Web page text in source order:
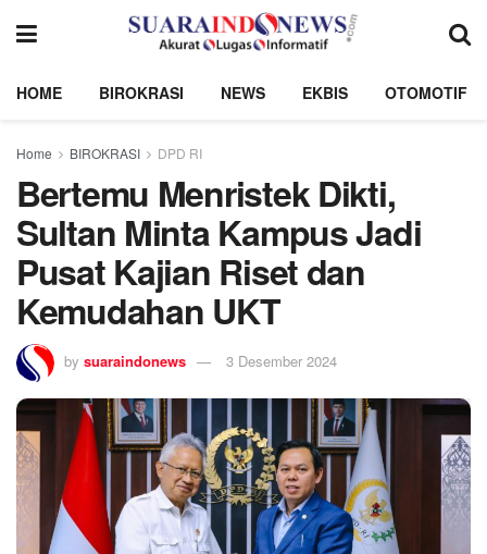
HOME BIROKRASI NEWS EKBIS OTOMOTIF
Home BIROKRASI DPD RI
Bertemu Menristek Dikti,
Sultan Minta Kampus Jadi
Pusat Kajian Riset dan
Kemudahan UKT
by suaraindonews 3 Desember 2024